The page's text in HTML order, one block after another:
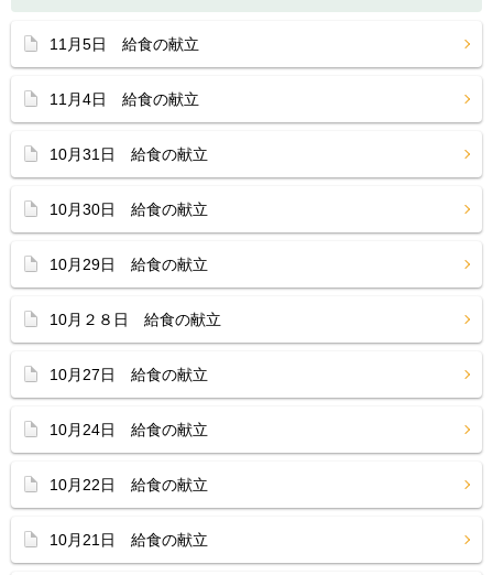
11月5日 給食の献立
11月4日 給食の献立
10月31日 給食の献立
10月30日 給食の献立
10月29日 給食の献立
10月２８日 給食の献立
10月27日 給食の献立
10月24日 給食の献立
10月22日 給食の献立
10月21日 給食の献立